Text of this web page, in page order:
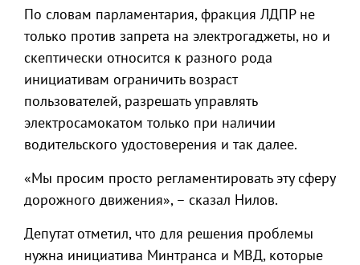
По словам парламентария, фракция ЛДПР не
только против запрета на электрогаджеты, но и
скептически относится к разного рода
инициативам ограничить возраст
пользователей, разрешать управлять
электросамокатом только при наличии
водительского удостоверения и так далее.
«Мы просим просто регламентировать эту сферу
дорожного движения», – сказал Нилов.
Депутат отметил, что для решения проблемы
нужна инициатива Минтранса и МВД, которые